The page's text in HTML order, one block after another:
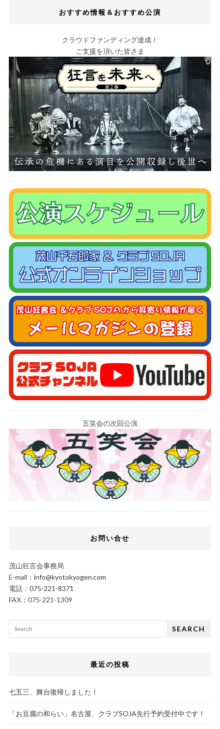
おすすめ情報＆おすすめ公演
クラウドファンディング達成！
ご支援を頂いた皆さま
五笑会の次回公演
お問い合せ
茂山狂言会事務局
E-mail： info@kyotokyogen.com
電話： 075-221-8371
FAX：075-221-1309
SEARCH
最近の投稿
七五三、舞台復帰しました！
「お豆腐の和らい」名古屋、クラブSOJA先行予約受付中です！